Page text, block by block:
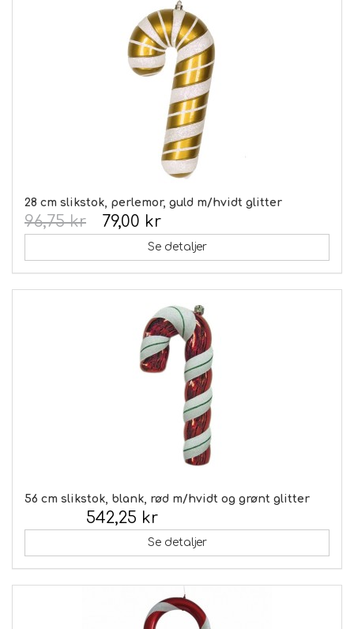
28 cm slikstok, perlemor, guld m/hvidt glitter
79,00 kr
96,75 kr
Se detaljer
56 cm slikstok, blank, rød m/hvidt og grønt glitter
542,25 kr
Se detaljer